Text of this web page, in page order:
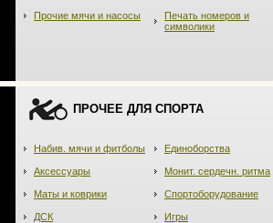
Прочие мячи и насосы
Печать номеров и
символики
ПРОЧЕЕ ДЛЯ СПОРТА
Набив. мячи и фитболы
Аксессуары
Маты и коврики
ДСК
Единоборства
Монит. сердечн. ритма
Спортоборудование
Игры